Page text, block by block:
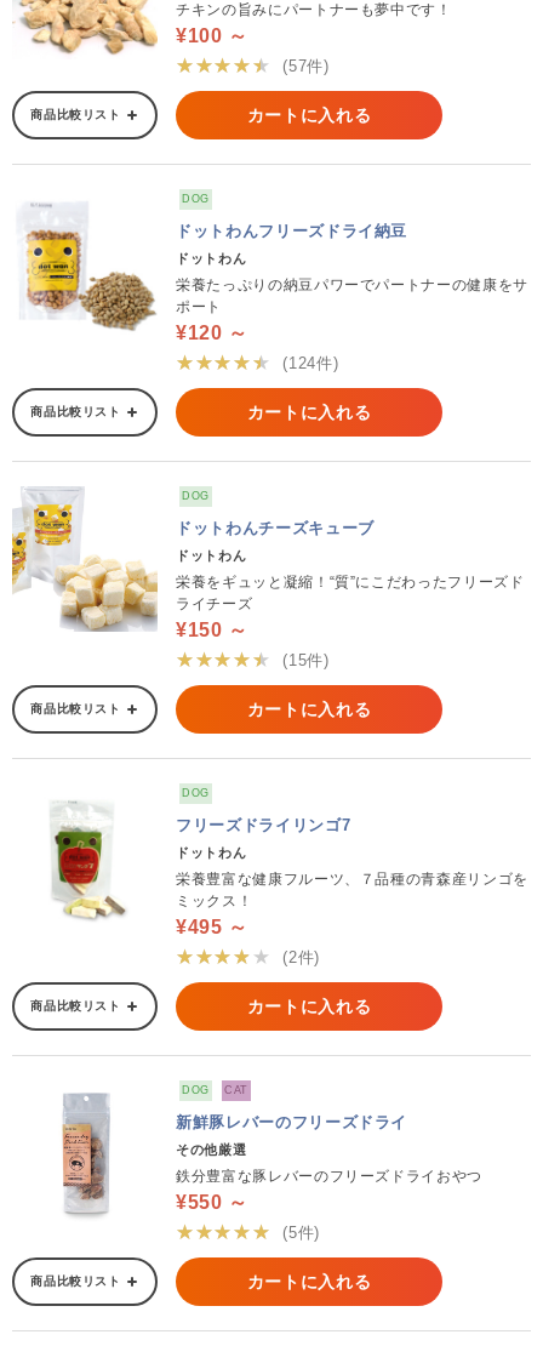
チキンの旨みにパートナーも夢中です！
¥100 ～
★★★★★
(57件)
商品比較リスト カートに入れる
DOG
ドットわんフリーズドライ納豆
ドットわん
栄養たっぷりの納豆パワーでパートナーの健康をサ
ポート
¥120 ～
★★★★★
(124件)
商品比較リスト カートに入れる
DOG
ドットわんチーズキューブ
ドットわん
栄養をギュッと凝縮！“質”にこだわったフリーズド
ライチーズ
¥150 ～
★★★★★
(15件)
商品比較リスト カートに入れる
DOG
フリーズドライリンゴ7
ドットわん
栄養豊富な健康フルーツ、７品種の青森産リンゴを
ミックス！
¥495 ～
★★★★★
(2件)
商品比較リスト カートに入れる
DOG CAT
新鮮豚レバーのフリーズドライ
その他厳選
鉄分豊富な豚レバーのフリーズドライおやつ
¥550 ～
★★★★★
(5件)
商品比較リスト カートに入れる